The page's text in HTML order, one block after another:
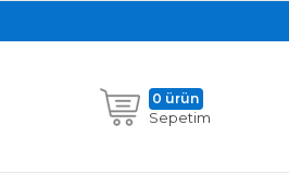
Sepetim
0 ürün